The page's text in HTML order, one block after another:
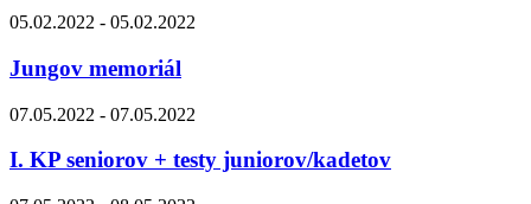
05.02.2022 - 05.02.2022
Jungov memoriál
07.05.2022 - 07.05.2022
I. KP seniorov + testy juniorov/kadetov